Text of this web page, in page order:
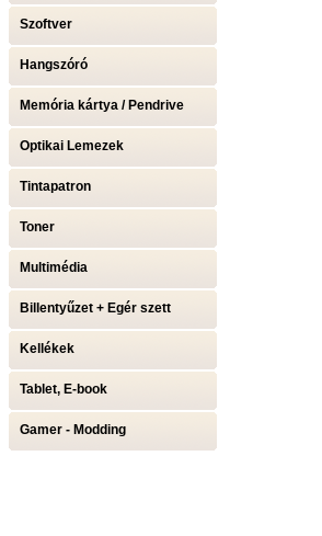
Szoftver
Hangszóró
Memória kártya / Pendrive
Optikai Lemezek
Tintapatron
Toner
Multimédia
Billentyűzet + Egér szett
Kellékek
Tablet, E-book
Gamer - Modding